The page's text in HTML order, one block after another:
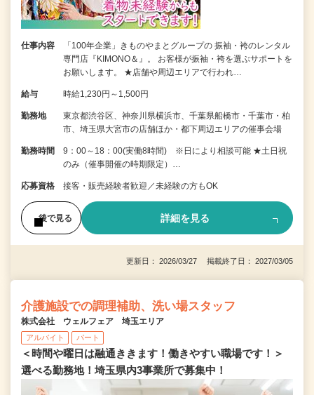
仕事内容
「100年企業」きものやまとグループの 振袖・袴のレンタル
専門店『KIMONO＆』。 お客様が振袖・袴を選ぶサポートを
お願いします。 ★店舗や周辺エリアで行われ…
給与 時給1,230円～1,500円
勤務地
東京都渋谷区、神奈川県横浜市、千葉県船橋市・千葉市・柏
市、埼玉県大宮市の店舗ほか・都下周辺エリアの催事会場
勤務時間
9：00～18：00(実働8時間) ※日により相談可能 ★土日祝
のみ（催事開催の時期限定）…
応募資格 接客・販売経験者歓迎／未経験の方もOK
後で見る 詳細を見る
更新日： 2026/03/27 掲載終了日： 2027/03/05
介護施設での調理補助、洗い場スタッフ
株式会社 ウェルフェア 埼玉エリア
アルバイト パート
＜時間や曜日は融通ききます！働きやすい職場です！＞
選べる勤務地！埼玉県内3事業所で募集中！